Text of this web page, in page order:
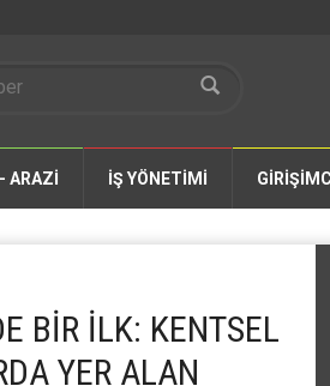
ARAZİ İŞ YÖNETİMİ
BİR İLK: KENTSEL
YER ALAN